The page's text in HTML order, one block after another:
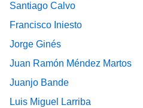
Santiago Calvo
Francisco Iniesto
Jorge Ginés
Juan Ramón Méndez Martos
Juanjo Bande
Luis Miguel Larriba